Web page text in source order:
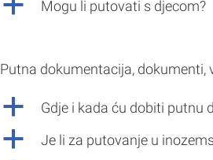
a Mogu li putovati s djecom?
Putna dokumentacija, dokumenti,
a Gdje i kada ću dobiti putnu
a Je li za putovanje u